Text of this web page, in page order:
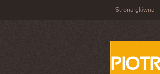
Strona główna